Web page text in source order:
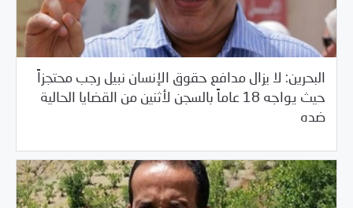
البحرين: لا يزال مدافع حقوق الإنسان نبيل رجب محتجزاً
حيث يواجه 18 عاماً بالسجن لأثنين من القضايا الحالية
ضده
03/01/2017 البحرين/العالم العربي